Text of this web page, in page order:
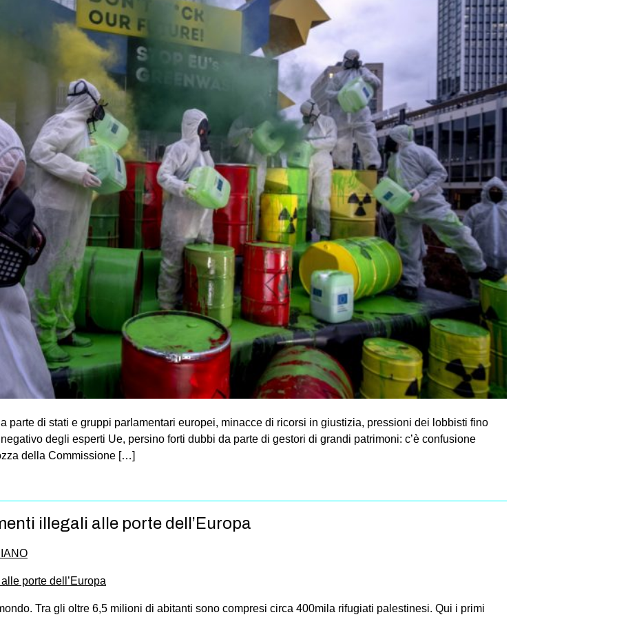
parte di stati e gruppi parlamentari europei, minacce di ricorsi in giustizia, pressioni dei lobbisti fino
degli esperti Ue, persino forti dubbi da parte di gestori di grandi patrimoni: c’è confusione
della Commissione […]
illegali alle porte dell’Europa
Tra gli oltre 6,5 milioni di abitanti sono compresi circa 400mila rifugiati palestinesi. Qui i primi